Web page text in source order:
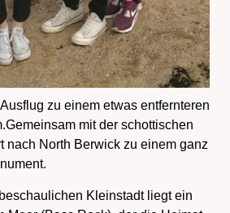
zu einem etwas entfernteren
mit der schottischen
nach North Berwick zu einem ganz
Kleinstadt liegt ein